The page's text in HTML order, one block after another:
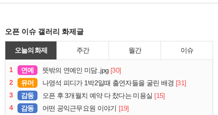
오픈 이슈 갤러리 화제글
오늘의 화제 주간 월간 이슈
1 연예 뜻밖의 연예인 미담..jpg [30]
2
유머 나영석 피디가 1박2일때 출연자들을 굴린 배경 [31]
3
감동 오픈 후 3개월치 예약 다 찼다는 미용실 [15]
4
감동 어떤 공익근무요원 이야기
[19]